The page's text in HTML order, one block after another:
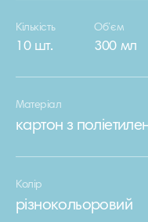
Кількість
10 шт.
Об’єм
300 мл
Матеріал
картон з
Колір
різнокольоровий